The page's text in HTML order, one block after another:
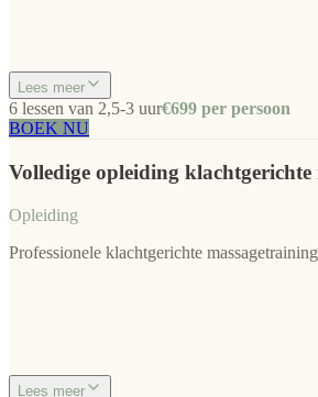
Lees meer
6 lessen van 2,5-3 uur€699 per persoon
BOEK NU
Volledige opleiding klachtgerichte
Opleiding
Professionele klachtgerichte
Lees meer